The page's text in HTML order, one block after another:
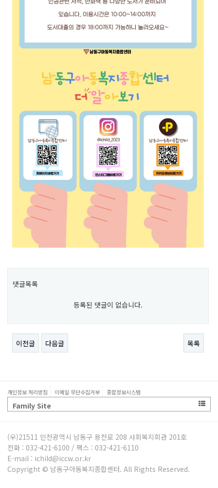
댓글목록
등록된 댓글이 없습니다.
이전글 다음글 목록
개인정보 처리방침 이메일 무단수집거부 종합정보시스템
Family Site
(우)21511 인천광역시 남동구 용천로 208 사회복지회관 201호
전화 : 032-421-6100 / 팩스 : 032-421-6110
E-mail : ichild@iccw.or.kr
Copyright © 남동구아동복지종합센터. All Rights Reserved.